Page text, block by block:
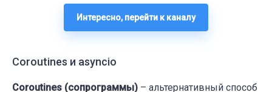
    main()
    elapsed = time.perf_counter() - s
Интересно, перейти к каналу
Coroutines и asyncio
Coroutines (сопрограммы) – альтернативный способ